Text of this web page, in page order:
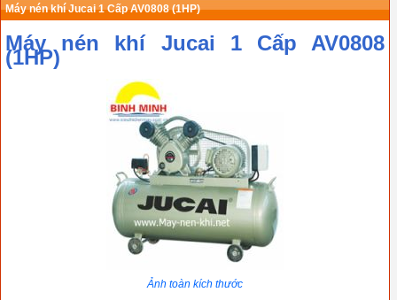
Máy nén khí Jucai 1 Cấp AV0808 (1HP)
Máy nén khí Jucai 1 Cấp AV0808
(1HP)
Ảnh toàn kích thước